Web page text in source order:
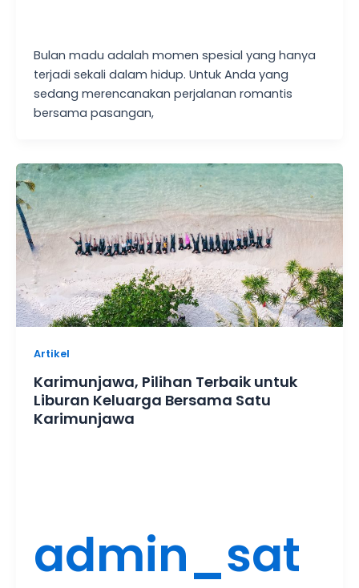
Bulan madu adalah momen spesial yang hanya
terjadi sekali dalam hidup. Untuk Anda yang
sedang merencanakan perjalanan romantis
bersama pasangan,
Artikel
Karimunjawa, Pilihan Terbaik untuk
Liburan Keluarga Bersama Satu
Karimunjawa
admin_sat